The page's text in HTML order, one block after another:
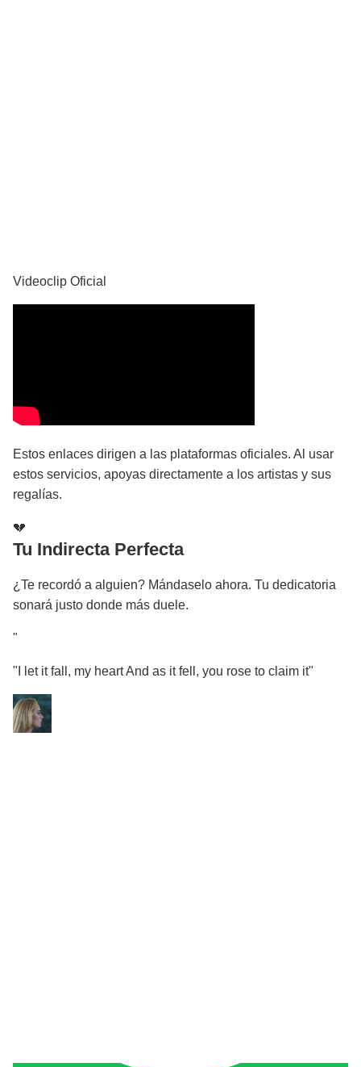
Videoclip Oficial
Estos enlaces dirigen a las plataformas oficiales. Al usar
estos servicios, apoyas directamente a los artistas y sus
regalías.
💔
Tu Indirecta Perfecta
¿Te recordó a alguien? Mándaselo ahora. Tu dedicatoria
sonará justo donde más duele.
"
"I let it fall, my heart And as it fell, you rose to claim it"